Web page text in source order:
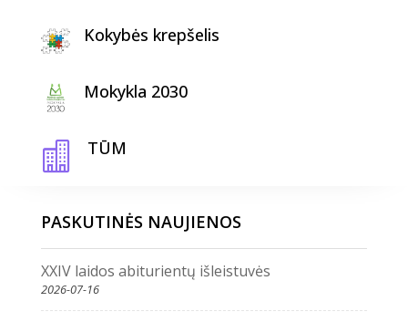
Kokybės krepšelis
Mokykla 2030
 TŪM
PASKUTINĖS NAUJIENOS
XXIV laidos abiturientų išleistuvės
2026-07-16